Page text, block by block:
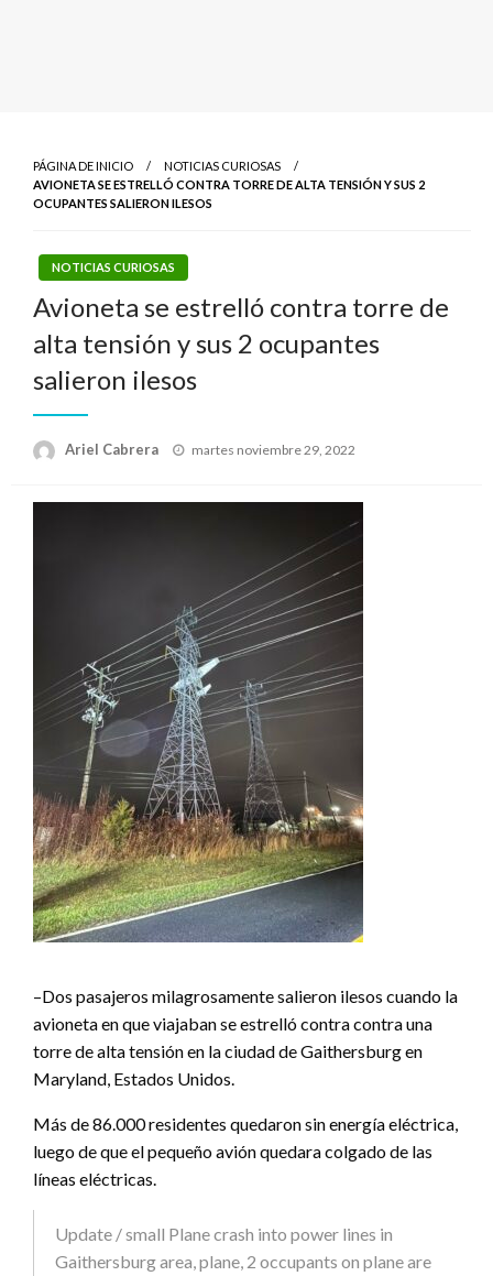
PÁGINA DE INICIO
NOTICIAS CURIOSAS
AVIONETA SE ESTRELLÓ CONTRA TORRE DE ALTA TENSIÓN Y SUS 2
OCUPANTES SALIERON ILESOS
NOTICIAS CURIOSAS
Avioneta se estrelló contra torre de
alta tensión y sus 2 ocupantes
salieron ilesos
Ariel Cabrera
Publicado
martes noviembre 29, 2022
–Dos pasajeros milagrosamente salieron ilesos cuando la
avioneta en que viajaban se estrelló contra contra una
torre de alta tensión en la ciudad de Gaithersburg en
Maryland, Estados Unidos.
Más de 86.000 residentes quedaron sin energía eléctrica,
luego de que el pequeño avión quedara colgado de las
líneas eléctricas.
Update / small Plane crash into power lines in
Gaithersburg area, plane, 2 occupants on plane are